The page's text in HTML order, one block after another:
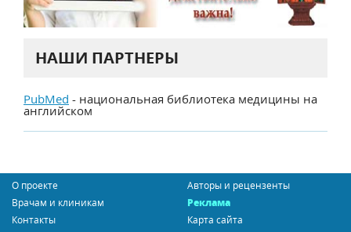
НАШИ ПАРТНЕРЫ
PubMed - национальная библиотека медицины на
английском
О проекте
Авторы и рецензенты
Врачам и клиникам
Реклама
Контакты
Карта сайта